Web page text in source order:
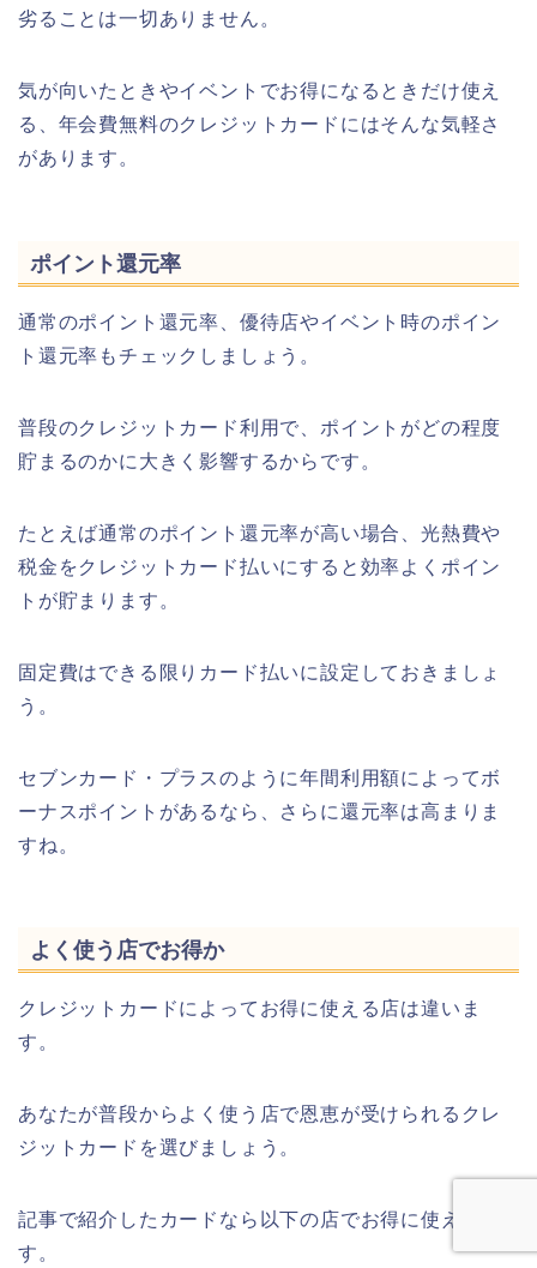
劣ることは一切ありません。
気が向いたときやイベントでお得になるときだけ使え
る、年会費無料のクレジットカードにはそんな気軽さ
があります。
ポイント還元率
通常のポイント還元率、優待店やイベント時のポイン
ト還元率もチェックしましょう。
普段のクレジットカード利用で、ポイントがどの程度
貯まるのかに大きく影響するからです。
たとえば通常のポイント還元率が高い場合、光熱費や
税金をクレジットカード払いにすると効率よくポイン
トが貯まります。
固定費はできる限りカード払いに設定しておきましょ
う。
セブンカード・プラスのように年間利用額によってボ
ーナスポイントがあるなら、さらに還元率は高まりま
すね。
よく使う店でお得か
クレジットカードによってお得に使える店は違いま
す。
あなたが普段からよく使う店で恩恵が受けられるクレ
ジットカードを選びましょう。
記事で紹介したカードなら以下の店でお得に使えま
す。